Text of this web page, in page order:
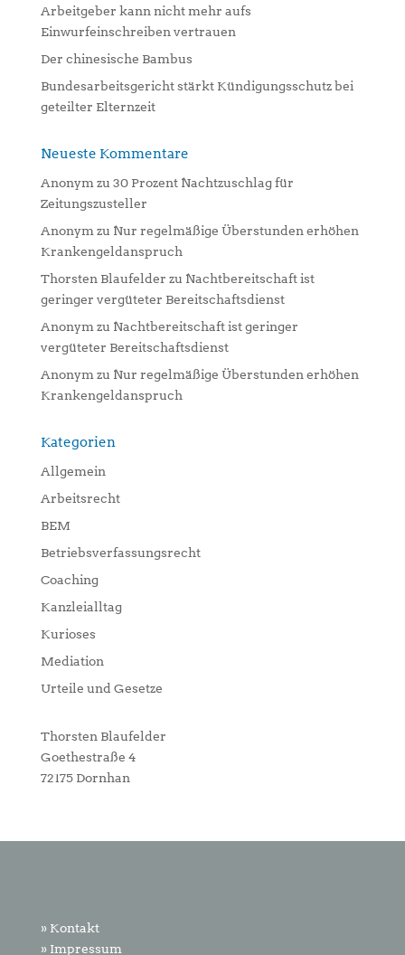
Arbeitgeber kann nicht mehr aufs
Einwurfeinschreiben vertrauen
Der chinesische Bambus
Bundesarbeitsgericht stärkt Kündigungsschutz bei
geteilter Elternzeit
Neueste Kommentare
Anonymzu 30 Prozent Nachtzuschlag für
Zeitungszusteller
Anonymzu Nur regelmäßige Überstunden erhöhen
Krankengeldanspruch
Thorsten Blaufelder zu Nachtbereitschaft ist
geringer vergüteter Bereitschaftsdienst
Anonymzu Nachtbereitschaft ist geringer
vergüteter Bereitschaftsdienst
Anonymzu Nur regelmäßige Überstunden erhöhen
Krankengeldanspruch
Kategorien
Allgemein
Arbeitsrecht
BEM
Betriebsverfassungsrecht
Coaching
Kanzleialltag
Kurioses
Mediation
Urteile und Gesetze
Thorsten Blaufelder
Goethestraße 4
72175 Dornhan
» Kontakt
» Impressum